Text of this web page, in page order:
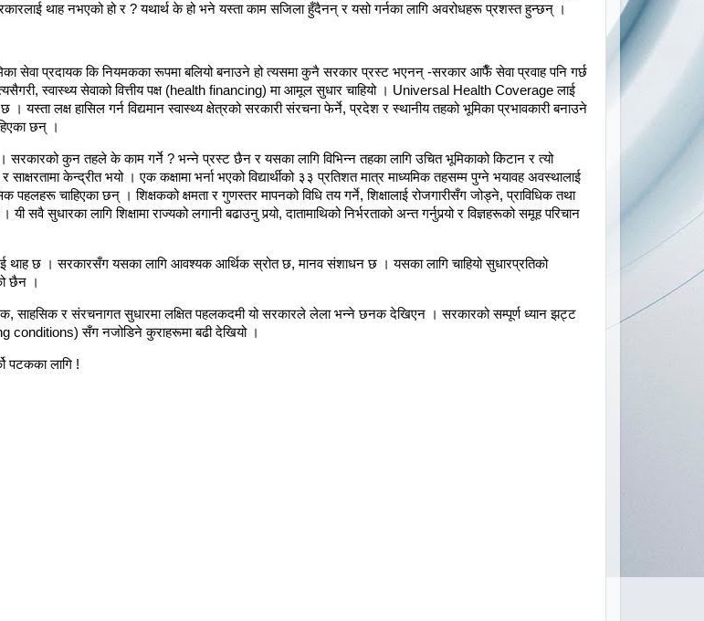
थाह नभएको हो र ? यथार्थ के हो भने यस्ता काम सजिला हुँदैनन् र यसो गर्नका लागि अवरोधहरू प्रशस्त हुन्छन् ।
सेवा प्रदायक कि नियमकका रूपमा बलियो बनाउने हो त्यसमा कुनै सरकार प्रस्ट भएनन् -सरकार आफैँ सेवा प्रवाह पनि गर्छ
स्वास्थ्य सेवाको वित्तीय पक्ष (health financing) मा आमूल सुधार चाहियो । Universal Health Coverage लाई
यस्ता लक्ष हासिल गर्न विद्यमान स्वास्थ्य क्षेत्रको सरकारी संरचना फेर्ने, प्रदेश र स्थानीय तहको भूमिका प्रभावकारी बनाउने
छन् ।
सरकारको कुन तहले के काम गर्ने ? भन्ने प्रस्ट छैन र यसका लागि विभिन्न तहका लागि उचित भूमिकाको किटान र त्यो
केन्द्रीत भयो । एक कक्षामा भर्ना भएको विद्यार्थीको ३३ प्रतिशत मात्र माध्यमिक तहसम्म पुग्ने भयावह अवस्थालाई
चाहिएका छन् । शिक्षकको क्षमता र गुणस्तर मापनको विधि तय गर्ने, शिक्षालाई रोजगारीसँग जोड्ने, प्राविधिक तथा
सवै सुधारका लागि शिक्षामा राज्यको लगानी बढाउनु पर्‍यो, दातामाथिको निर्भरताको अन्त गर्नुपर्‍यो र विज्ञहरूको समूह परिचान
थाह छ । सरकारसँग यसका लागि आवश्यक आर्थिक स्रोत छ, मानव संशाधन छ । यसका लागि चाहियो सुधारप्रतिको
छैन ।
साहसिक र संरचनागत सुधारमा लक्षित पहलकदमी यो सरकारले लेला भन्ने छनक देखिएन । सरकारको सम्पूर्ण ध्यान झट्ट
conditions) सँग नजोडिने कुराहरूमा बढी देखियो ।
पटकका लागि !